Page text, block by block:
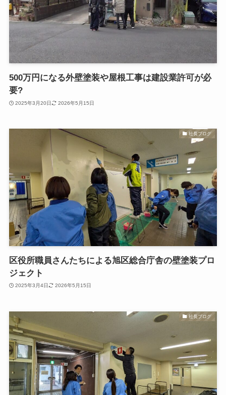
500万円になる外壁塗装や屋根工事は建設業許可が必
要?
2025年3月20日 2026年5月15日
社長ブログ
区役所職員さんたちによる旭区総合庁舎の壁塗装プロ
ジェクト
2025年3月4日 2026年5月15日
社長ブログ